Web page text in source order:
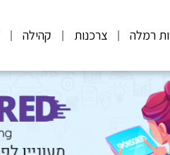
רמלה צרכנות קהילה